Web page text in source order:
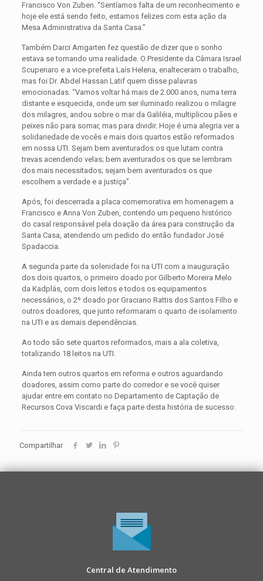
Francisco Von Zuben. “Sentíamos falta de um reconhecimento e
hoje ele está sendo feito, estamos felizes com esta ação da
Mesa Administrativa da Santa Casa.”
Também Darci Amgarten fez questão de dizer que o sonho
estava se tornando uma realidade. O Presidente da Câmara Israel
Scupenaro e a vice-prefeita Laís Helena, enalteceram o trabalho,
mas foi Dr. Abdel Hassan Latif quem disse palavras
emocionadas. “Vamos voltar há mais de 2.000 anos, numa terra
distante e esquecida, onde um ser iluminado realizou o milagre
dos milagres, andou sobre o mar da Galiléia, multiplicou pães e
peixes não para somar, mas para dividir. Hoje é uma alegria ver a
solidariedade de vocês e mais dois quartos estão reformados
em nossa UTI. Sejam bem aventurados os que lutam contra
trevas acendendo velas; bem aventurados os que se lembram
dos mais necessitados; sejam bem aventurados os que
escolhem a verdade e a justiça”.
Após, foi descerrada a placa comemorativa em homenagem a
Francisco e Anna Von Zuben, contendo um pequeno histórico
do casal responsável pela doação da área para construção da
Santa Casa, atendendo um pedido do então fundador José
Spadaccia.
A segunda parte da solenidade foi na UTI com a inauguração
dos dois quartos, o primeiro doado por Gilberto Moreira Melo
da Kadplás, com dois leitos e todos os equipamentos
necessários, o 2º doado por Graciano Rattis dos Santos Filho e
outros doadores, que junto reformaram o quarto de isolamento
na UTI e as demais dependências.
Ao todo são sete quartos reformados, mais a ala coletiva,
totalizando 18 leitos na UTI.
Ainda tem outros quartos em reforma e outros aguardando
doadores, assim como parte do corredor e se você quiser
ajudar entre em contato no Departamento de Captação de
Recursos Cova Viscardi e faça parte desta história de sucesso.
Compartilhar
Central de Atendimento